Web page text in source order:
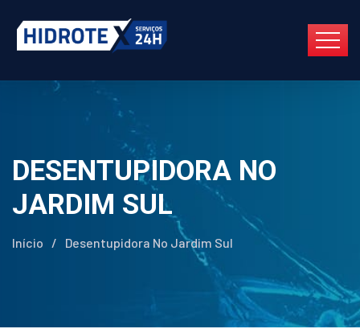
DESENTUPIDORA NO
JARDIM SUL
Início / Desentupidora No Jardim Sul